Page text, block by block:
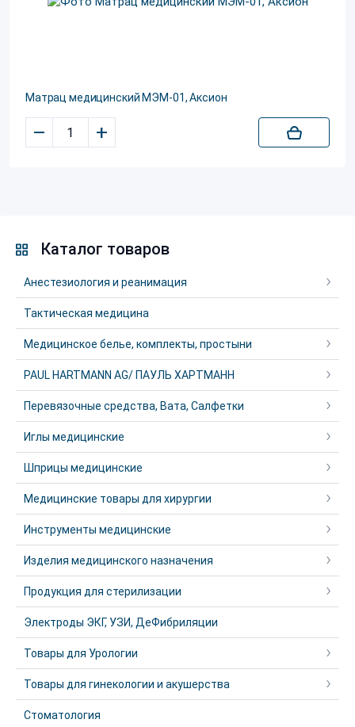
Матрац медицинский МЭМ-01, Аксион
– +
Каталог товаров
Анестезиология и реанимация
Тактическая медицина
Медицинское белье, комплекты, простыни
PAUL HARTMANN AG/ ПАУЛЬ ХАРТМАНН
Перевязочные средства, Вата, Салфетки
Иглы медицинские
Шприцы медицинские
Медицинские товары для хирургии
Инструменты медицинские
Изделия медицинского назначения
Продукция для стерилизации
Электроды ЭКГ, УЗИ, ДеФибриляции
Товары для Урологии
Товары для гинекологии и акушерства
Стоматология